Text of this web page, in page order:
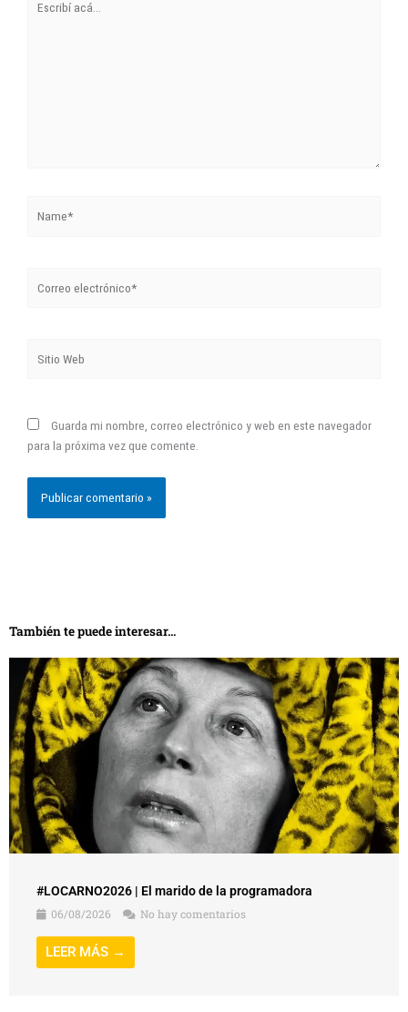
acá...
electrónico*
Web
Guarda mi nombre, correo electrónico y web en este navegador
para la próxima vez que comente.
También te puede interesar...
#LOCARNO2026 | El marido de la programadora
06/08/2026
No hay comentarios
LEER MÁS →